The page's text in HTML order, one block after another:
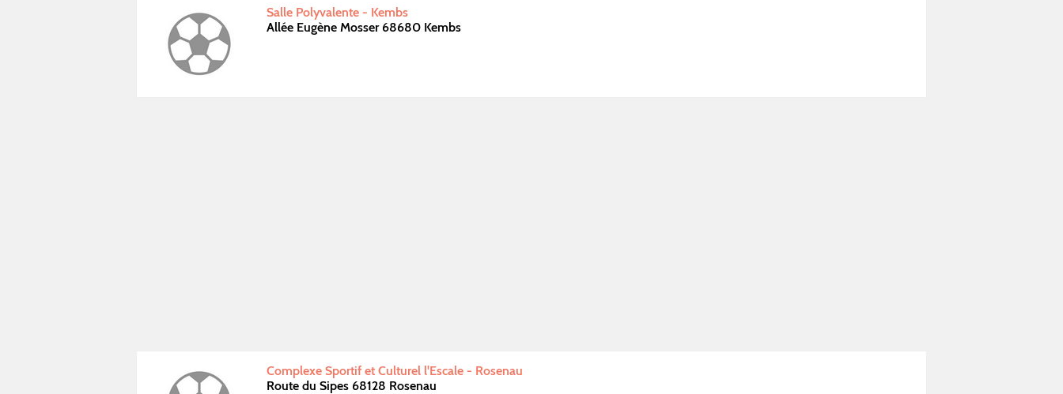
Salle Polyvalente - Kembs
Allée Eugène Mosser 68680 Kembs
Complexe Sportif et Culturel l'Escale - Rosenau
Route du Sipes 68128 Rosenau